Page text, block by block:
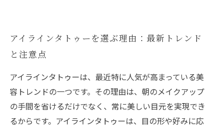
アイラインタトゥーを選ぶ理由：最新トレンド
と注意点
アイラインタトゥーは、最近特に人気が高まっている美
容トレンドの一つです。その理由は、朝のメイクアップ
の手間を省けるだけでなく、常に美しい目元を実現でき
るからです。アイラインタトゥーは、目の形や好みに応